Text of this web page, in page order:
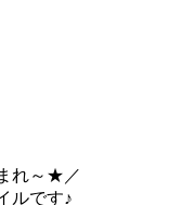
れ～★／
ルです♪